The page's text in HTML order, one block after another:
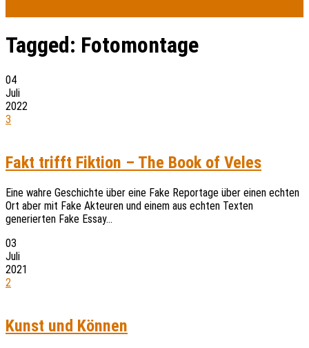
Tagged: Fotomontage
04
Juli
2022
3
Fakt trifft Fiktion – The Book of Veles
Eine wahre Geschichte über eine Fake Reportage über einen echten
Ort aber mit Fake Akteuren und einem aus echten Texten
generierten Fake Essay…
03
Juli
2021
2
Kunst und Können